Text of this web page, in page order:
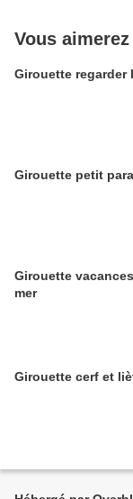
Vous
Girouette regarder
Girouette petit
Girouette
mer
Girouette cerf et